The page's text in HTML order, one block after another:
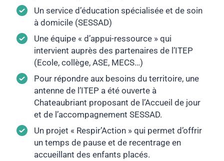
Un service d’éducation spécialisée et de soin
à domicile (SESSAD)
Une équipe « d’appui-ressource » qui
intervient auprès des partenaires de l’ITEP
(Ecole, collège, ASE, MECS…)
Pour répondre aux besoins du territoire, une
antenne de l’ITEP a été ouverte à
Chateaubriant proposant de l’Accueil de jour
et de l’accompagnement SESSAD.
Un projet « Respir’Action » qui permet d’offrir
un temps de pause et de recentrage en
accueillant des enfants placés.